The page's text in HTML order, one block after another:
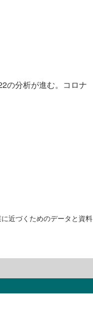
の分析が進む。コロナ
近づくためのデータと資料